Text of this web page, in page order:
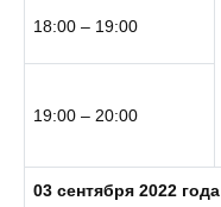
18:00 – 19:00
19:00 – 20:00
03 сентября 2022 года